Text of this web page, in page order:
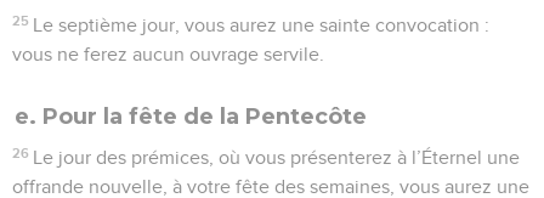
25 Le septième jour, vous aurez une sainte convocation :
vous ne ferez aucun ouvrage servile.
e. Pour la fête de la Pentecôte
26 Le jour des prémices, où vous présenterez à l’Éternel une
offrande nouvelle, à votre fête des semaines, vous aurez une